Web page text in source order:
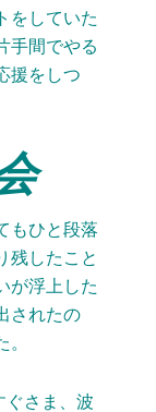
をしていた
手間でやる
援をしつ
もひと段落
残したこと
が浮上した
されたの
。
ぐさま、波